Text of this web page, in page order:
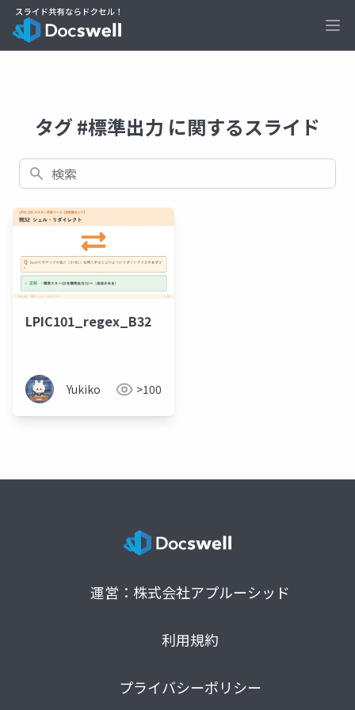
タグ #標準出力 に関するスライド
検索
LPIC101_regex_B32
Yukiko >100
運営：株式会社アプルーシッド
利用規約
プライバシーポリシー